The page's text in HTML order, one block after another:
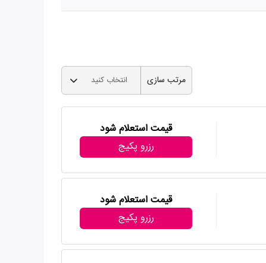
مرتب سازی انتخاب کنید
قیمت استعلام شود
رزرو پکیج
قیمت استعلام شود
رزرو پکیج